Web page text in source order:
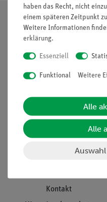
Informationen
Kontakt
haben das Recht, nicht
einem späteren Zeitpunkt
Weitere Informationen
erklärung.
Essenziell
Funktional Weitere
Alle
Alle